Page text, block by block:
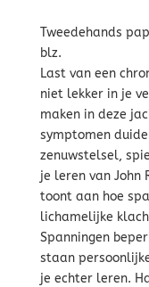
Tweedehands
blz.
Last van een
niet lekker in je
maken in deze
symptomen
zenuwstelsel,
je leren van John
toont aan hoe
lichamelijke
Spanningen
staan
je echter leren.